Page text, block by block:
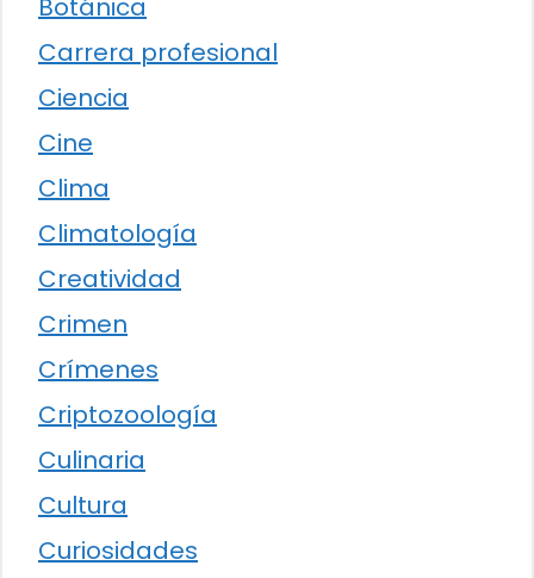
Botánica
Carrera profesional
Ciencia
Cine
Clima
Climatología
Creatividad
Crimen
Crímenes
Criptozoología
Culinaria
Cultura
Curiosidades